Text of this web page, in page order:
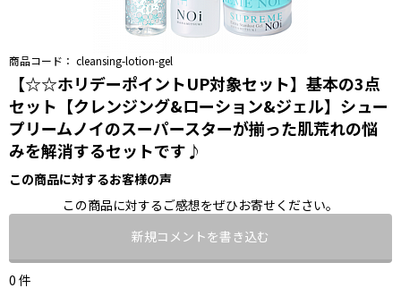
商品コード： cleansing-lotion-gel
【☆☆ホリデーポイントUP対象セット】基本の3点
セット【クレンジング&ローション&ジェル】シュー
プリームノイのスーパースターが揃った肌荒れの悩
みを解消するセットです♪
この商品に対するお客様の声
この商品に対するご感想をぜひお寄せください。
新規コメントを書き込む
0 件